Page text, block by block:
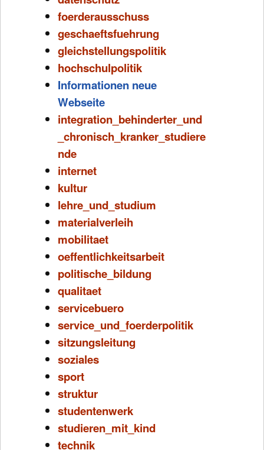
foerderausschuss
geschaeftsfuehrung
gleichstellungspolitik
hochschulpolitik
Informationen neue
Webseite
integration_behinderter_und
_chronisch_kranker_studiere
nde
internet
kultur
lehre_und_studium
materialverleih
mobilitaet
oeffentlichkeitsarbeit
politische_bildung
qualitaet
servicebuero
service_und_foerderpolitik
sitzungsleitung
soziales
sport
struktur
studentenwerk
studieren_mit_kind
technik